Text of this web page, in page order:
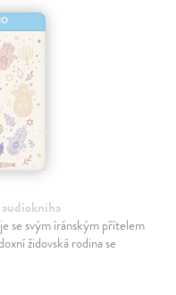
se svým íránským přítelem
židovská rodina se